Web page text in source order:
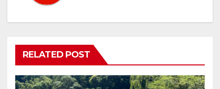
シ
ョ
ン
RELATED POST